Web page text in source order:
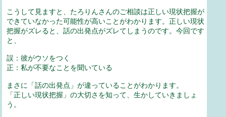
こうして見ますと、たろりんさんのご相談は正しい現状把握が
できていなかった可能性が高いことがわかります。正しい現状
把握がズレると、話の出発点がズレてしまうのです。今回です
と、
誤：彼がウソをつく
正：私が不要なことを聞いている
まさに「話の出発点」が違っていることがわかります。
「正しい現状把握」の大切さを知って、生かしていきましょ
う。